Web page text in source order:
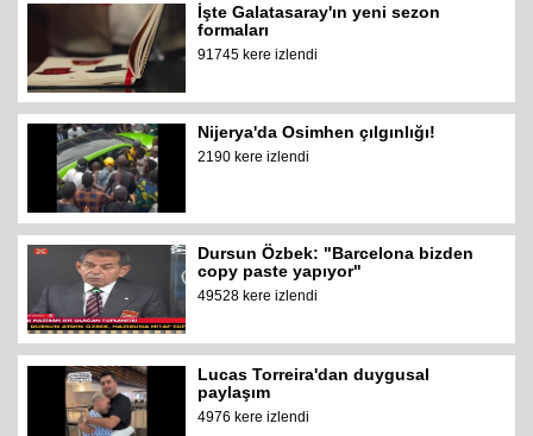
İşte Galatasaray'ın yeni sezon
formaları
91745 kere izlendi
Nijerya'da Osimhen çılgınlığı!
2190 kere izlendi
Dursun Özbek: "Barcelona bizden
copy paste yapıyor"
49528 kere izlendi
Lucas Torreira'dan duygusal
paylaşım
4976 kere izlendi